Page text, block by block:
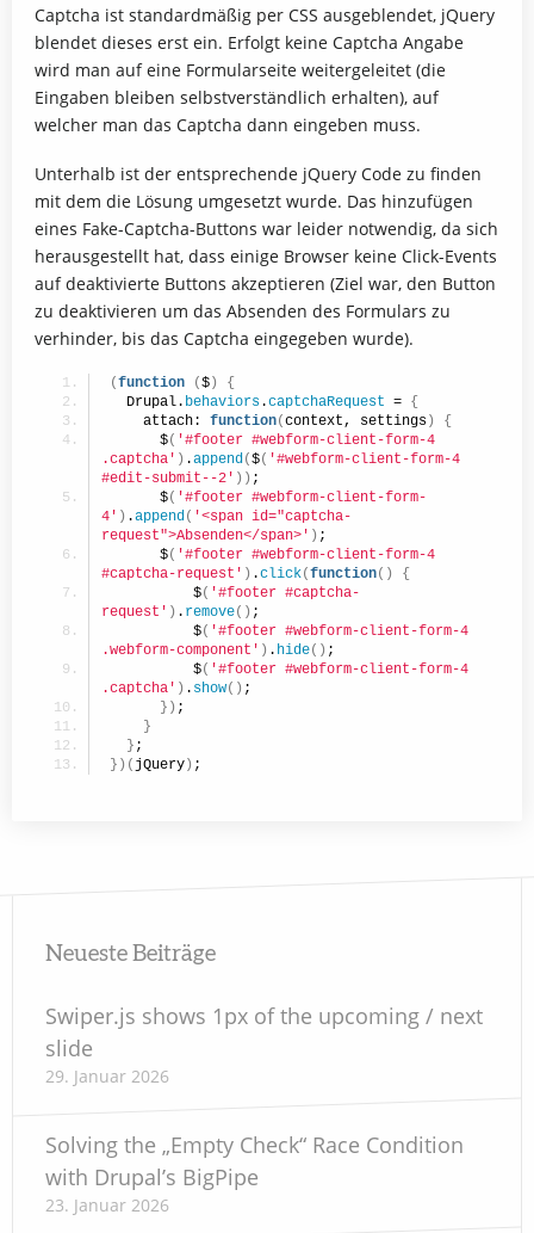
Captcha ist standardmäßig per CSS ausgeblendet, jQuery
blendet dieses erst ein. Erfolgt keine Captcha Angabe
wird man auf eine Formularseite weitergeleitet (die
Eingaben bleiben selbstverständlich erhalten), auf
welcher man das Captcha dann eingeben muss.
Unterhalb ist der entsprechende jQuery Code zu finden
mit dem die Lösung umgesetzt wurde. Das hinzufügen
eines Fake-Captcha-Buttons war leider notwendig, da sich
herausgestellt hat, dass einige Browser keine Click-Events
auf deaktivierte Buttons akzeptieren (Ziel war, den Button
zu deaktivieren um das Absenden des Formulars zu
verhinder, bis das Captcha eingegeben wurde).
(function ($)
{
  Drupal.
behaviors.captchaRequest = {
    attach:
function(context, settings)
{
      $
( '#footer #webform-client-form-4
.captcha' ) .append ($( '#webform-client-form-4
#edit-submit--2' ) ) ;
      $
( '#footer #webform-client-form-
4' ) .append ( '<span id="captcha-
request">Absenden</span>' ) ;
      $
( '#footer #webform-client-form-4
#captcha-request' ) .click(function( )
{
          $
( '#footer #captcha-
request' ) . remove( ) ;
          $
( '#footer #webform-client-form-4
.webform-component' ) . hide( ) ;
          $
( '#footer #webform-client-form-4
.captcha' ) . show( ) ;
} ) ;
}
} ;
} ) ( jQuery) ;
Neueste Beiträge
Swiper.js shows 1px of the upcoming / next
slide
29. Januar 2026
Solving the „Empty Check“ Race Condition
with Drupal’s BigPipe
23. Januar 2026